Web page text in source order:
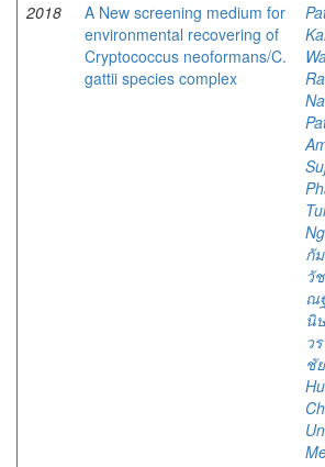
2018
A New screening medium for
environmental recovering of
Cryptococcus neoformans/C.
gattii species complex
กั
วั
ณ
นิ
ว
ชั